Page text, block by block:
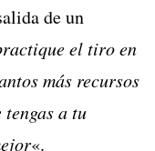
de un
el tiro en
más recursos
a tu
«.